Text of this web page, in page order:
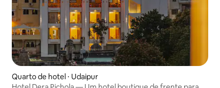
Quarto de hotel ⋅ Udaipur